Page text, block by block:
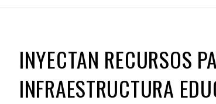
INYECTAN RECURSOS
INFRAESTRUCTURA